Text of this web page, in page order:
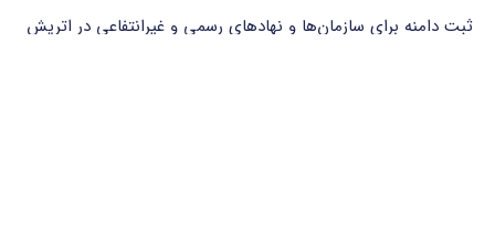
ثبت دامنه برای سازمان‌ها و نهادهای رسمی و غیرانتفاعی در اتریش